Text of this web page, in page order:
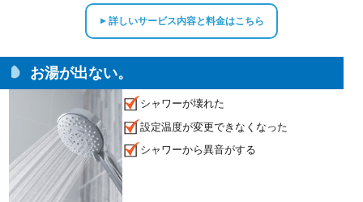
▲詳しいサービス内容と料金はこちら
お湯が出ない。
シャワーが壊れた
設定温度が変更できなくなった
シャワーから異音がする